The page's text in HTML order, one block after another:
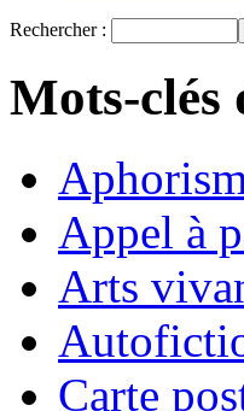
Rechercher :
Mots-clés
Appel à
Arts
Carte